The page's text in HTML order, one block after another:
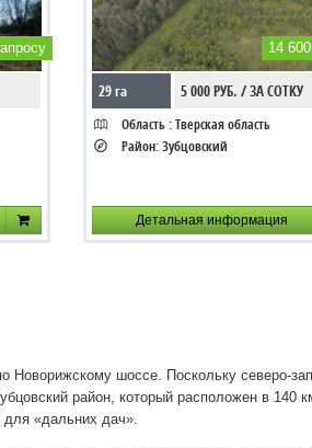
14
29 га 5 000 РУБ. / ЗА СОТКУ
Область :Тверская область
Район:Зубцовский
Детальная информация
Новорижскому шоссе. Поскольку северо-
район, который расположен в
для «дальних дач».